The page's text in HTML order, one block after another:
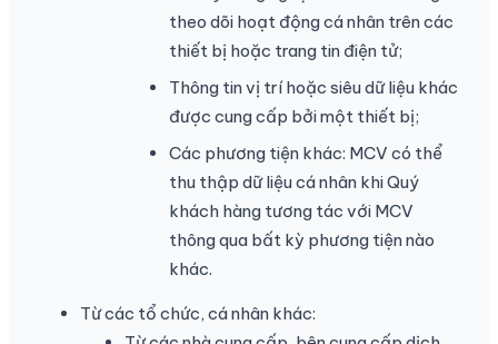
theo dõi hoạt động cá nhân trên các
thiết bị hoặc trang tin điện tử;
Thông tin vị trí hoặc siêu dữ liệu khác
được cung cấp bởi một thiết bị;
Các phương tiện khác: MCV có thể
thu thập dữ liệu cá nhân khi Quý
khách hàng tương tác với MCV
thông qua bất kỳ phương tiện nào
khác.
Từ các tổ chức, cá nhân khác: